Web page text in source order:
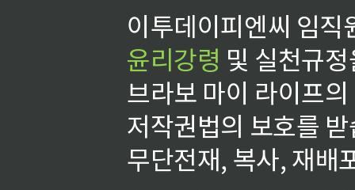
이투데이피엔씨 임
윤리강령 및 실천규
브라보 마이 라이프
저작권법의 보호를
무단전재, 복사, 재배